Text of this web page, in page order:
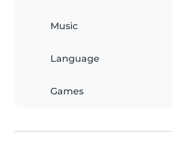
Music
Language
Games